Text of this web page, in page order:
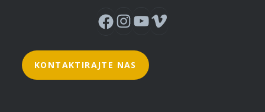
Facebook Instagram YouTube Vimeo
KONTAKTIRAJTE NAS